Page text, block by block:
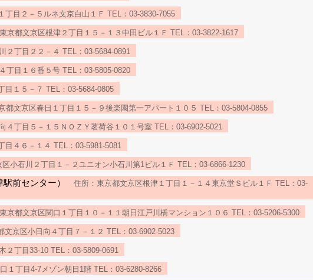
丁目２－５ルネ文京白山１Ｆ TEL：03-3830-7055
京都文京区根津２丁目１５－１３中田ビル１Ｆ TEL：03-3822-1617
２丁目２２－４ TEL：03-5684-0891
丁目１６番５号 TEL：03-5805-0820
目１５－７ TEL：03-5684-0805
都文京区春日１丁目１５－９後楽園第一アパート１０５ TEL：03-5804-0855
４丁目５－１５ＮＯＺＹ茗荷谷１０１号室 TEL：03-6902-5021
目４６－１４ TEL：03-5981-5081
小石川２丁目１－２ユニオン小石川第1ビル１Ｆ TEL：03-6866-1230
前センター）
住所：東京都文京区根津１丁目１－１４東京堂Ｓビル１Ｆ TEL：03-
京都文京区関口１丁目１０－１１朝日江戸川橋マンション１０６ TEL：03-5206-5300
文京区小日向４丁目７－１２ TEL：03-6902-5023
２丁目33-10 TEL：03-5809-0691
１丁目4-7メゾン朝日1階 TEL：03-6280-8266